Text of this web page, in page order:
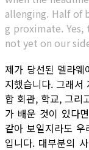
allenging. Half of
g proximate.
not yet on our
제가 당선된 델라
지했습니다. 그래서
합 회관, 학교, 그리
가 배운 것이 있다
같아 보일지라도
입니다. 대부분의